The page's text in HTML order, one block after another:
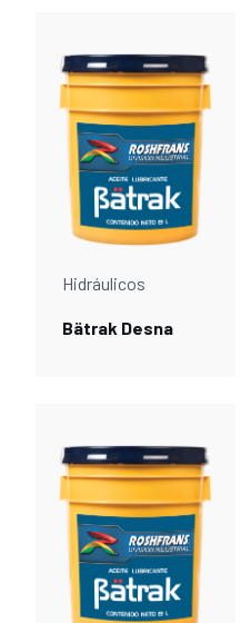
Hidráulicos
Bätrak Desna